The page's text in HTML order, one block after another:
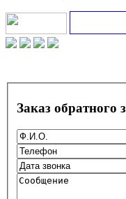
Заказ обратного